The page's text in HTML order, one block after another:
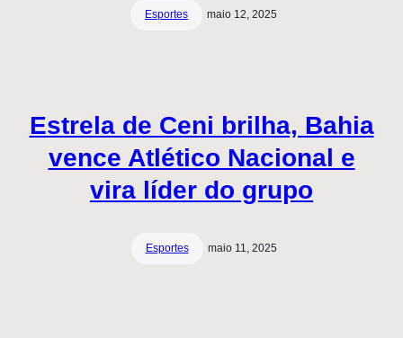
Esportes maio 12, 2025
Estrela de Ceni brilha, Bahia
vence Atlético Nacional e
vira líder do grupo
Esportes maio 11, 2025